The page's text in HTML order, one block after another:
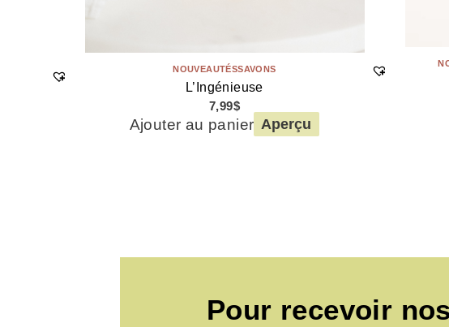
NOUVEAUTÉSSAVONS
L’Ingénieuse
7,99$
Ajouter au panier Aperçu
Pour recevoir